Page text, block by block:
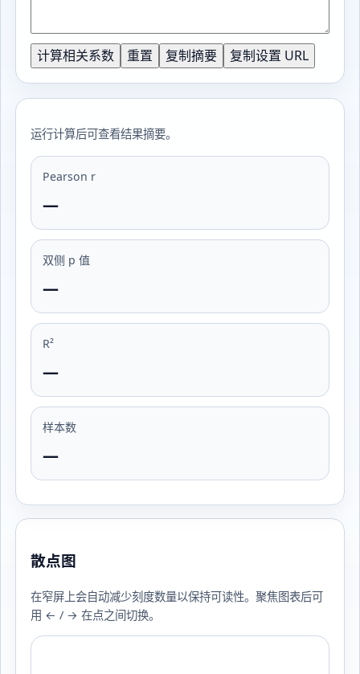
计算相关系数 重置 复制摘要 复制设置 URL
运行计算后可查看结果摘要。
Pearson r
—
双侧 p 值
—
R²
—
样本数
—
散点图
在窄屏上会自动减少刻度数量以保持可读性。聚焦图表后可
用 ← / → 在点之间切换。